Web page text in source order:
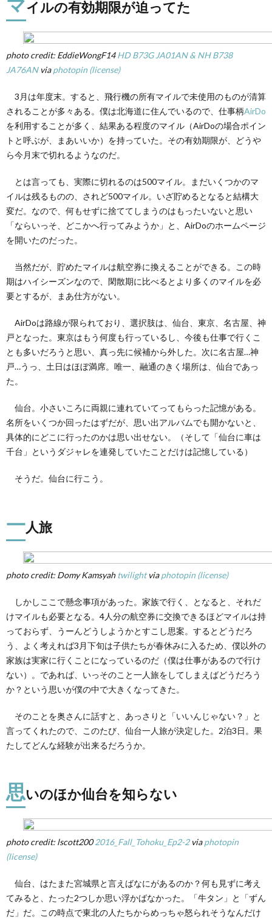
期限
が迫
って
た
一人
思い
のほ
か仙
台を
知ら
4.
いろ
レポ
ート
イルの有効期限が迫ってた
photo credit: EddieWongF14HD B73G JA01AN & NH B738
JA76ANviaphotopin (license)
3月は年度末。すると、飛行機の所有マイルで未使用のものが清算
されることが多々ある。僕は北海道に住んでいるので、仕事柄AirDo
を利用することが多く、結果ある程度のマイル（AirDoの場合ポイン
トと呼ぶが、まあいいか）を持っていた。その有効期限が、どうや
ら今月末で切れるようなのだ。
とは言っても、実際に切れるのは500マイル。まだいくつかのマ
イルは残るものの、されど500マイル。いざ貯めるとなると結構大
変だ。なので、何もせずに捨ててしまうのはもったいないと思い
「ならいっそ、どこかへ行ってみようか」と、AirDoのホームページ
を開いたのだった。
当然だが、貯めたマイルは航空券に換えることができる。この時
期はハイシーズンなので、閑散期に比べるとより多くのマイルを必
要とするが、まあ仕方がない。
AirDoは路線が限られており、選択肢は、仙台、東京、名古屋、神
戸となった。東京はもう何度も行っているし、今後も仕事で行くこ
とも多いだろうと思い、真っ先に候補から外した。次に名古屋…神
戸…うっ、土日はほぼ満席。唯一、融通のきく場所は、仙台であっ
た。
仙台。小さいころに両親に連れていてってもらった記憶がある。
名所をいくつか回ったはずだが、思い出アルバムでも開かないと、
具体的にどこに行ったのかは思い出せない。（そして「仙台に車は
千台」というダジャレを連発していたことだけは記憶している）
そうだ。仙台に行こう。
一人旅
photo credit: Domy Kamsyahtwilightviaphotopin (license)
しかしここで懸念事項があった。家族で行く、となると、それだ
けマイルも必要となる。4人分の航空券に交換できるほどマイルは持
っておらず、うーんどうしようかとすこし思案。するとどうだろ
う、よく考えれば3月下旬は子供たちが春休みに入るため、僕以外の
家族は実家に行くことになっているのだ（僕は仕事があるので行け
ない）。であれば、いっそのこと一人旅をしてしまえばどうだろう
か？という思いが僕の中で大きくなってきた。
そのことを奥さんに話すと、あっさりと「いいんじゃない？」と
言ってくれたので、このたび、仙台一人旅が決定した。2泊3日。果
たしてどんな経験が出来るだろうか。
思いのほか仙台を知らない
photo credit: lscott2002016_Fall_Tohoku_Ep2-2viaphotopin
(license)
仙台、はたまた宮城県と言えばなにがあるのか？何も見ずに考え
てみると、たった2つしか思い浮かばなかった。「牛タン」と「ずん
だ」だ。この時点で東北の人たちからめっちゃ怒られそうなんだけ